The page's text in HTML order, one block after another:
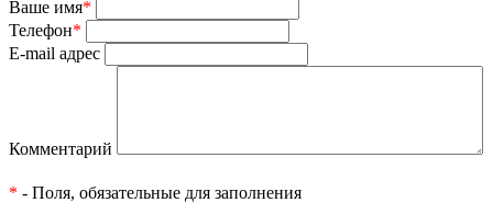
Ваше имя*
Телефон*
E-mail адрес
Комментарий
* - Поля, обязательные для заполнения